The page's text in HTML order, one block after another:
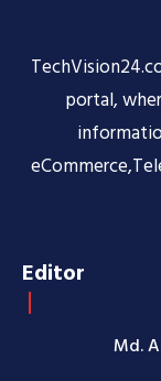
portal,
Editor
Md.